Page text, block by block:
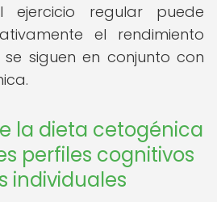
ejercicio regular puede
el rendimiento
siguen en conjunto con
la dieta cetogénica
perfiles cognitivos
individuales